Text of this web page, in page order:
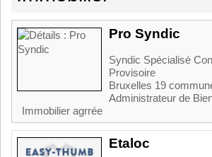
Pro Syndic
Syndic Spécialisé
Provisoire
Bruxelles 19
Administrateur de
Immobilier agrrée
Etaloc